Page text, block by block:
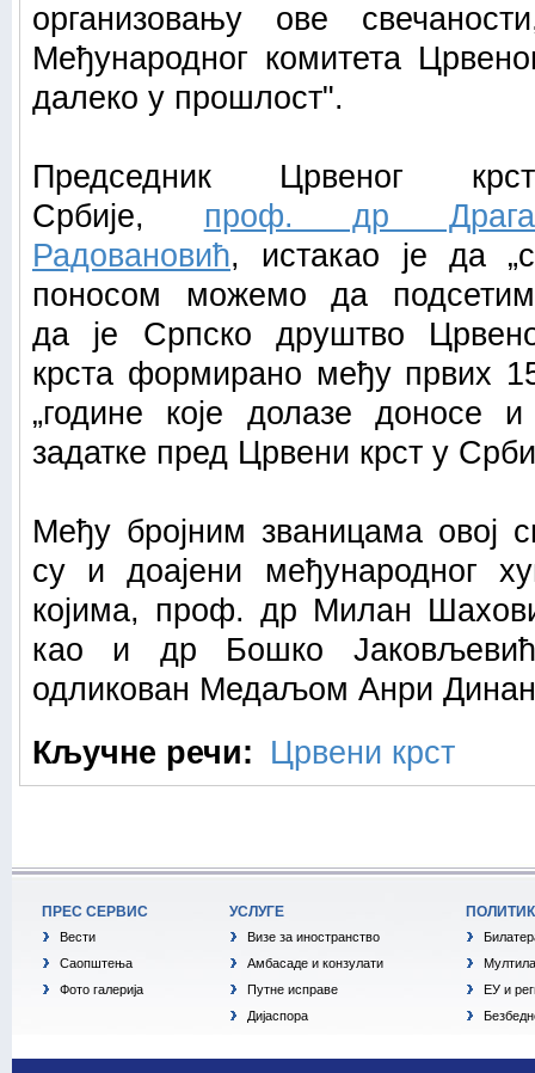
организовању ове
Међународног комитета
далеко у прошлост".
Председник Црвеног
Србије, проф. др
Радовановић, истакао је да
поносом можемо да
да је Српско друштво
крста формирано међу првих
„године које долазе доносе
задатке пред Црвени крст у
Међу бројним званицама овој
су и доајени међународног
којима, проф. др Милан
као и др Бошко
одликован Медаљом Анри
Кључне речи: Црвени крст
ПРЕС СЕРВИС
Вести
Саопштења
Фото галерија
УСЛУГЕ
Визе за иностранство
Амбасаде и конзулати
Путне исправе
Дијаспора
ЕУ и